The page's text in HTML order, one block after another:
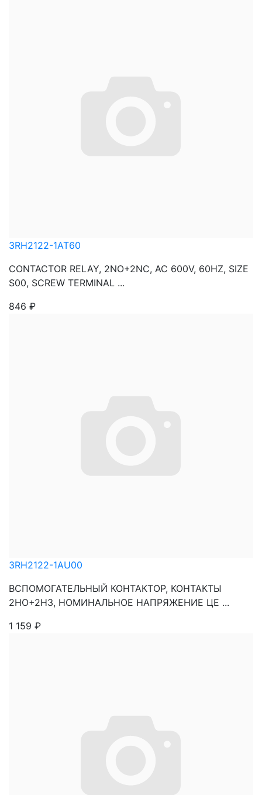
3RH2122-1AT60
CONTACTOR RELAY, 2NO+2NC, AC 600V, 60HZ, SIZE
S00, SCREW TERMINAL ...
846 ₽
3RH2122-1AU00
ВСПОМОГАТЕЛЬНЫЙ КОНТАКТОР, КОНТАКТЫ
2НО+2НЗ, НОМИНАЛЬНОЕ НАПРЯЖЕНИЕ ЦЕ ...
1 159 ₽